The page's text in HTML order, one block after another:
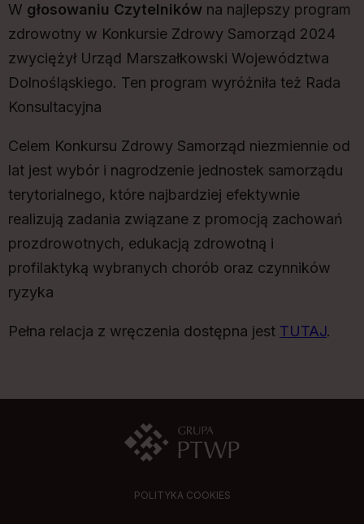
W głosowaniu Czytelników na najlepszy program
zdrowotny w Konkursie Zdrowy Samorząd 2024
zwyciężył Urząd Marszałkowski Województwa
Dolnośląskiego. Ten program wyróżniła też Rada
Konsultacyjna
Celem Konkursu Zdrowy Samorząd niezmiennie od
lat jest wybór i nagrodzenie jednostek samorządu
terytorialnego, które najbardziej efektywnie
realizują zadania związane z promocją zachowań
prozdrowotnych, edukacją zdrowotną i
profilaktyką wybranych chorób oraz czynników
ryzyka
Pełna relacja z wręczenia dostępna jest TUTAJ.
POLITYKA COOKIES